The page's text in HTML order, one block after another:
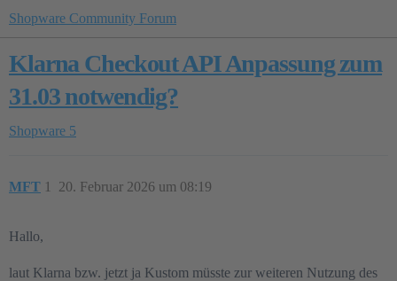
Shopware Community Forum
Klarna Checkout API Anpassung zum
31.03 notwendig?
Shopware 5
MFT 20. Februar 2026 um 08:19
1
Hallo,
laut Klarna bzw. jetzt ja Kustom müsste zur weiteren Nutzung des